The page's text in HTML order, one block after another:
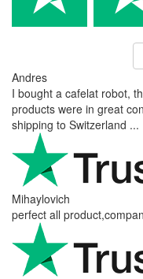
Andres
I bought a cafelat robot,
products were in great
shipping to Switzerland ...
Mihaylovich
perfect all